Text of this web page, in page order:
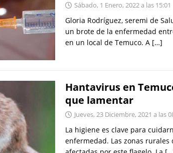
Sábado, 1 Enero, 2022 a las 15:01
Gloria Rodríguez, seremi de
un brote de la enfermedad
en un local de Temuco. A […]
Hantavirus en
que lamentar
Jueves, 23 Diciembre, 2021 a las
La higiene es clave para
enfermedad. Las zonas